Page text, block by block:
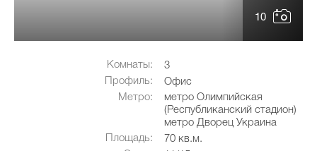
10
Комнаты:
3
Профиль:
Офис
Метро:
метро Олимпийская
(Республиканский стадион)
метро Дворец Украина
Площадь:
70 кв.м.